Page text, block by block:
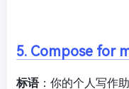
5. Compose for
标语：你的个人写作